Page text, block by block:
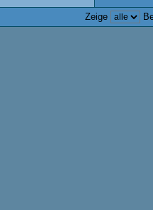
Zeige